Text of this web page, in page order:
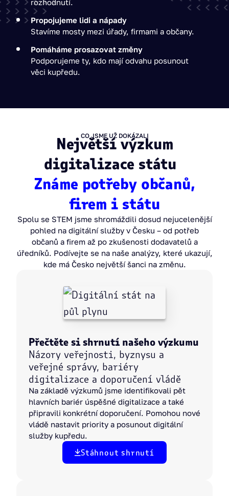
rozhodnutí.
Propojujeme lidi a nápady
Stavíme mosty mezi úřady, firmami a občany.
Pomáháme prosazovat změny
Podporujeme ty, kdo mají odvahu posunout
věci kupředu.
CO JSME UŽ DOKÁZALI
Největší výzkum
digitalizace státu
Známe potřeby občanů,
firem i státu
Spolu se STEM jsme shromáždili dosud nejucelenější
pohled na digitální služby v Česku – od potřeb
občanů a firem až po zkušenosti dodavatelů a
úředníků. Podívejte se na naše analýzy, které ukazují,
kde má Česko největší šanci na změnu.
Přečtěte si shrnutí našeho výzkumu
Názory veřejnosti, byznysu a
veřejné správy, bariéry
digitalizace a doporučení vládě
Na základě výzkumů jsme identifikovali pět
hlavních bariér úspěšné digitalizace a také
připravili konkrétní doporučení. Pomohou nové
vládě nastavit priority a posunout digitální
služby kupředu.
Stáhnout shrnutí